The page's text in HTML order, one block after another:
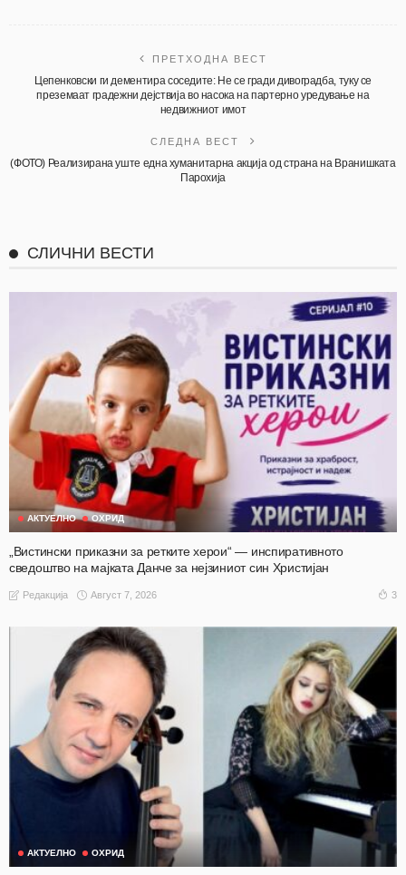
ПРЕТХОДНА ВЕСТ
Цепенковски ги дементира соседите: Не се гради дивоградба, туку се
преземаат градежни дејствија во насока на партерно уредување на
недвижниот имот
СЛЕДНА ВЕСТ
(ФОТО) Реализирана уште една хуманитарна акција од страна на Вранишката
Парохија
СЛИЧНИ ВЕСТИ
АКТУЕЛНО ОХРИД
„Вистински приказни за ретките херои“ — инспиративното
сведоштво на мајката Данче за нејзиниот син Христијан
Редакција Август 7, 2026 3
АКТУЕЛНО ОХРИД